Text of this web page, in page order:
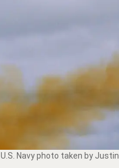
U.S. Navy photo taken by